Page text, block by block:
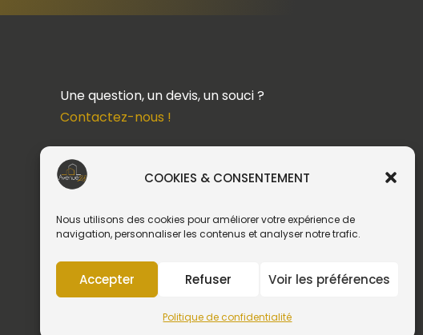
COOKIES & CONSENTEMENT
Nous utilisons des cookies pour améliorer votre expérience de
navigation, personnaliser les contenus et analyser notre trafic.
Accepter Refuser Voir les préférences
Politique de confidentialité
Une question, un devis, un souci ?
Contactez-nous !
Suivez-nous
Création du site web :